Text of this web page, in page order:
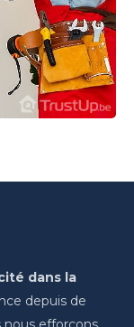
dans la
depuis de